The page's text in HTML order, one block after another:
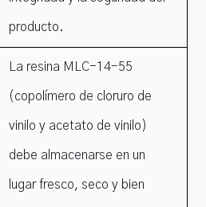
producto.
La resina MLC-14-55
(copolímero de cloruro de
vinilo y acetato de vinilo)
debe almacenarse en un
lugar fresco, seco y bien